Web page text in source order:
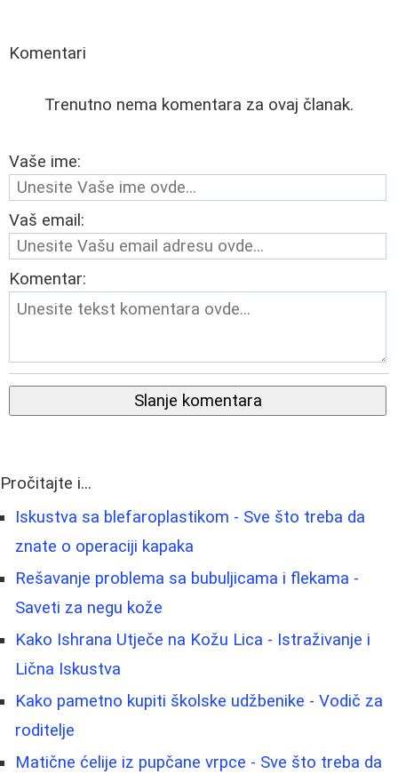
Komentari
Trenutno nema komentara za ovaj članak.
Vaše ime:
Vaš email:
Komentar:
Slanje komentara
Pročitajte i...
Iskustva sa blefaroplastikom - Sve što treba da
znate o operaciji kapaka
Rešavanje problema sa bubuljicama i flekama -
Saveti za negu kože
Kako Ishrana Utječe na Kožu Lica - Istraživanje i
Lična Iskustva
Kako pametno kupiti školske udžbenike - Vodič za
roditelje
Matične ćelije iz pupčane vrpce - Sve što treba da